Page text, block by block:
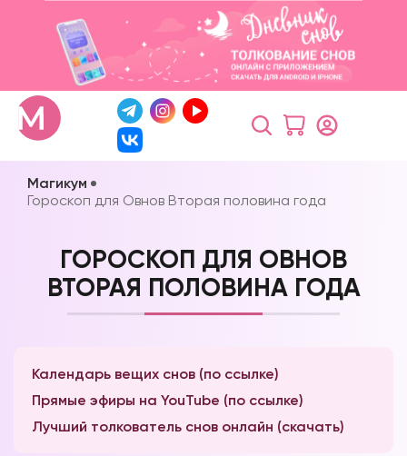
Магикум
Гороскоп для Овнов Вторая половина года
ГОРОСКОП ДЛЯ ОВНОВ
ВТОРАЯ ПОЛОВИНА ГОДА
Календарь вещих снов (по ссылке)
Прямые эфиры на YouTube (по ссылке)
Лучший толкователь снов онлайн (скачать)